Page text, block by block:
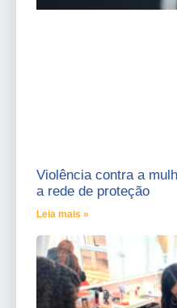
Violência contra a
a rede de proteção
Leia mais »